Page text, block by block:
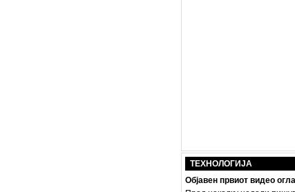
ТЕХНОЛОГИЈА
Објавен првиот видео